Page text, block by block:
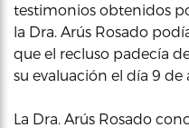
testimonios obtenidos
la Dra. Arús Rosado
que el recluso padecía
su evaluación el día 9 de
La Dra. Arús Rosado